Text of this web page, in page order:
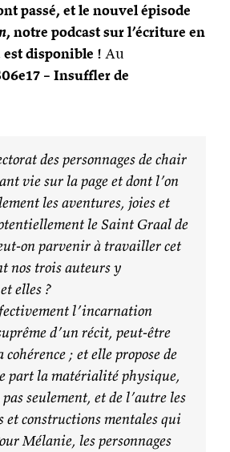
passé, et le nouvel épisode
, notre podcast sur l’écriture en
disponible ! Au
– Insuffler de
des personnages de chair
vie sur la page et dont l’on
les aventures, joies et
le Saint Graal de
on parvenir à travailler cet
nos trois auteurs y
elles ?
l’incarnation
d’un récit, peut-être
; et elle propose de
part la matérialité physique,
seulement, et de l’autre les
constructions mentales qui
Mélanie, les personnages